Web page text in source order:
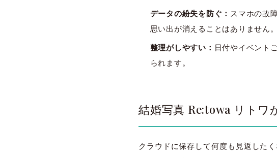
データの紛失を防ぐ： スマホの故
思い出が消えることはありません。
整理がしやすい： 日付やイベント
られます。
結婚写真 Re:towa リトワ
クラウドに保存して何度も見返した